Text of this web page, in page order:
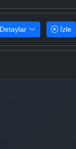
Detaylar İzle